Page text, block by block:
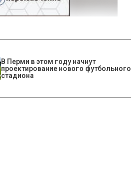
В Перми в этом году начнут
проектирование нового футбольного
стадиона